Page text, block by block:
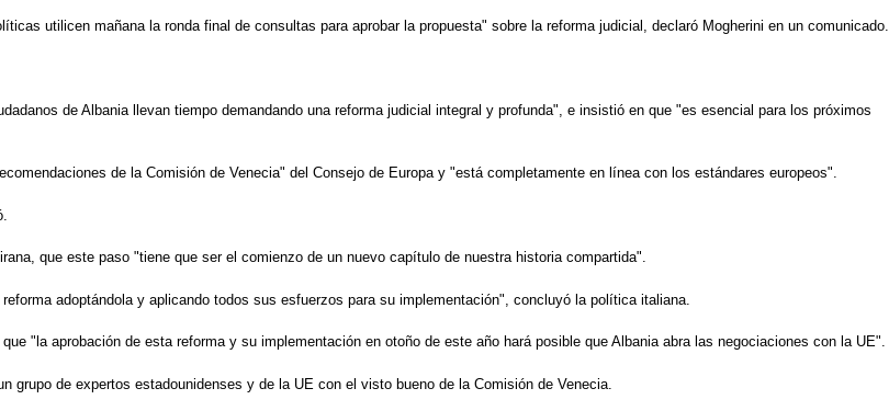
utilicen mañana la ronda final de consultas para aprobar la propuesta" sobre la reforma judicial, declaró Mogherini en un comunicado.
de Albania llevan tiempo demandando una reforma judicial integral y profunda", e insistió en que "es esencial para los próximos
de la Comisión de Venecia" del Consejo de Europa y "está completamente en línea con los estándares europeos".
que este paso "tiene que ser el comienzo de un nuevo capítulo de nuestra historia compartida".
adoptándola y aplicando todos sus esfuerzos para su implementación", concluyó la política italiana.
"la aprobación de esta reforma y su implementación en otoño de este año hará posible que Albania abra las negociaciones con la UE".
de expertos estadounidenses y de la UE con el visto bueno de la Comisión de Venecia.